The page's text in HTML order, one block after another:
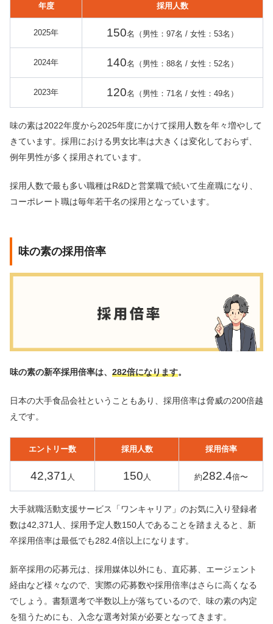
年度 採用人数
2025年 150名（男性：97名 / 女性：53名）
2024年 140名（男性：88名 / 女性：52名）
2023年 120名（男性：71名 / 女性：49名）
味の素は2022年度から2025年度にかけて採用人数を年々増やして
きています。採用における男女比率は大きくは変化しておらず、
例年男性が多く採用されています。
採用人数で最も多い職種はR&Dと営業職で続いて生産職になり、
コーポレート職は毎年若干名の採用となっています。
味の素の採用倍率
味の素の新卒採用倍率は、 282倍になります。
日本の大手食品会社ということもあり、採用倍率は脅威の200倍越
えです。
エントリー数 採用人数 採用倍率
42,371 人 150 人 約282.4倍〜
大手就職活動支援サービス「ワンキャリア」のお気に入り登録者
数は42,371人、採用予定人数150人であることを踏まえると、新
卒採用倍率は最低でも282.4倍以上になります。
新卒採用の応募元は、採用媒体以外にも、直応募、エージェント
経由など様々なので、実際の応募数や採用倍率はさらに高くなる
でしょう。書類選考で半数以上が落ちているので、味の素の内定
を狙うためにも、入念な選考対策が必要となってきます。